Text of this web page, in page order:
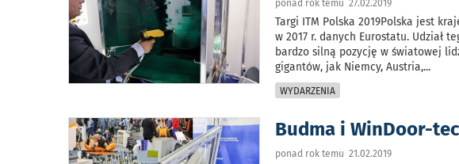
ponad rok temu 27.02.2019
Targi ITM Polska 2019Polska jest
w 2017 r. danych Eurostatu. Udział
bardzo silną pozycję w światowej
gigantów, jak Niemcy, Austria,...
WYDARZENIA
Budma i WinDoor-
ponad rok temu 21.02.2019